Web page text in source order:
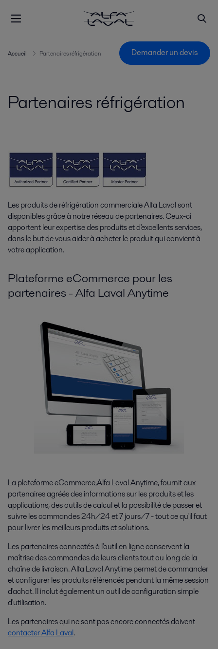
Accueil Partenaires réfrigération Demander un devis
Partenaires réfrigération
Les produits de réfrigération commerciale Alfa Laval sont
disponibles grâce à notre réseau de partenaires. Ceux-ci
apportent leur expertise des produits et d'excellents services,
dans le but de vous aider à acheter le produit qui convient à
votre application.
Plateforme eCommerce pour les
partenaires - Alfa Laval Anytime
La plateforme eCommerce,Alfa Laval Anytime, fournit aux
partenaires agréés des informations sur les produits et les
applications, des outils de calcul et la possibilité de passer et
suivre les commandes 24h/24 et 7 jours/7 - tout ce qu'il faut
pour livrer les meilleurs produits et solutions.
Les partenaires connectés à l'outil en ligne conservent la
maîtrise des commandes de leurs clients tout au long de la
chaîne de livraison. Alfa Laval Anytime permet de commander
et configurer les produits référencés pendant la même session
d'achat. Il inclut également un outil de configuration simple
d'utilisation.
Les partenaires qui ne sont pas encore connectés doivent
contacter Alfa Laval.